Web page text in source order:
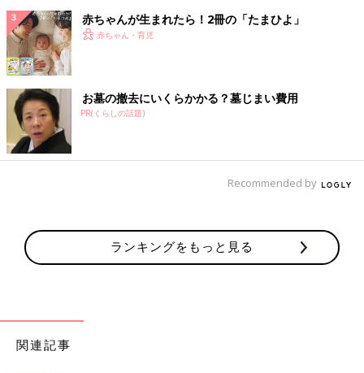
赤ちゃんが生まれたら！2冊の「たまひよ」
赤ちゃん・育児
お墓の撤去にいくらかかる？墓じまい費用
PR(くらしの話題)
Recommended by
ランキングをもっと見る
関連記事